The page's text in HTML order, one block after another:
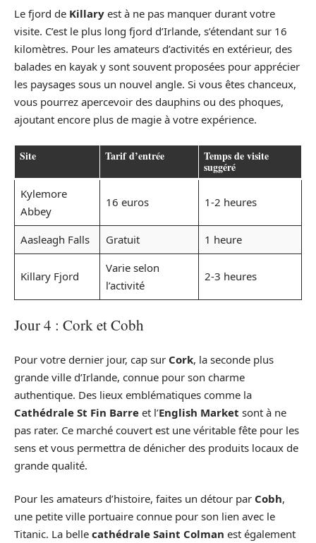
Le fjord de Killary est à ne pas manquer durant votre
visite. C’est le plus long fjord d’Irlande, s’étendant sur 16
kilomètres. Pour les amateurs d’activités en extérieur, des
balades en kayak y sont souvent proposées pour apprécier
les paysages sous un nouvel angle. Si vous êtes chanceux,
vous pourrez apercevoir des dauphins ou des phoques,
ajoutant encore plus de magie à votre expérience.
Site Tarif d’entrée Temps de visite
suggéré
Kylemore
Abbey
16 euros 1-2 heures
Aasleagh Falls Gratuit 1 heure
Killary Fjord
Varie selon
l’activité
2-3 heures
Jour 4 : Cork et Cobh
Pour votre dernier jour, cap sur Cork, la seconde plus
grande ville d’Irlande, connue pour son charme
authentique. Des lieux emblématiques comme la
Cathédrale St Fin Barre et l’English Market sont à ne
pas rater. Ce marché couvert est une véritable fête pour les
sens et vous permettra de dénicher des produits locaux de
grande qualité.
Pour les amateurs d’histoire, faites un détour par Cobh,
une petite ville portuaire connue pour son lien avec le
Titanic. La belle cathédrale Saint Colman est également